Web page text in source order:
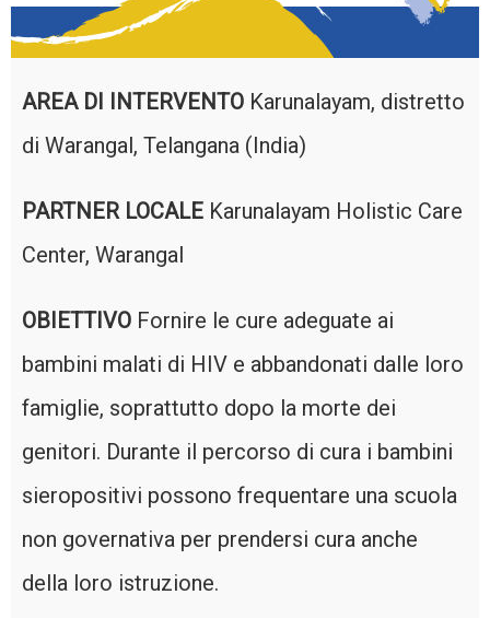
AREA DI INTERVENTO Karunalayam, distretto
di Warangal, Telangana (India)
PARTNER LOCALE Karunalayam Holistic Care
Center, Warangal
OBIETTIVO Fornire le cure adeguate ai
bambini malati di HIV e abbandonati dalle loro
famiglie, soprattutto dopo la morte dei
genitori. Durante il percorso di cura i bambini
sieropositivi possono frequentare una scuola
non governativa per prendersi cura anche
della loro istruzione.